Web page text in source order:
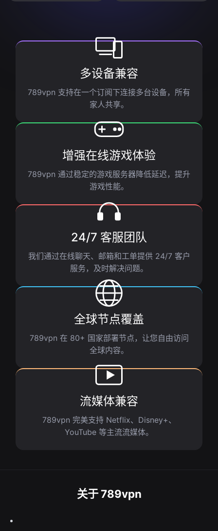
多设备兼容
789vpn 支持在一个订阅下连接多台设备，所有
家人共享。
增强在线游戏体验
789vpn 通过稳定的游戏服务器降低延迟，提升
游戏性能。
24/7 客服团队
我们通过在线聊天、邮箱和工单提供 24/7 客户
服务，及时解决问题。
全球节点覆盖
789vpn 在 80+ 国家部署节点，让您自由访问
全球内容。
流媒体兼容
789vpn 完美支持 Netflix、Disney+、
YouTube 等主流流媒体。
关于 789vpn